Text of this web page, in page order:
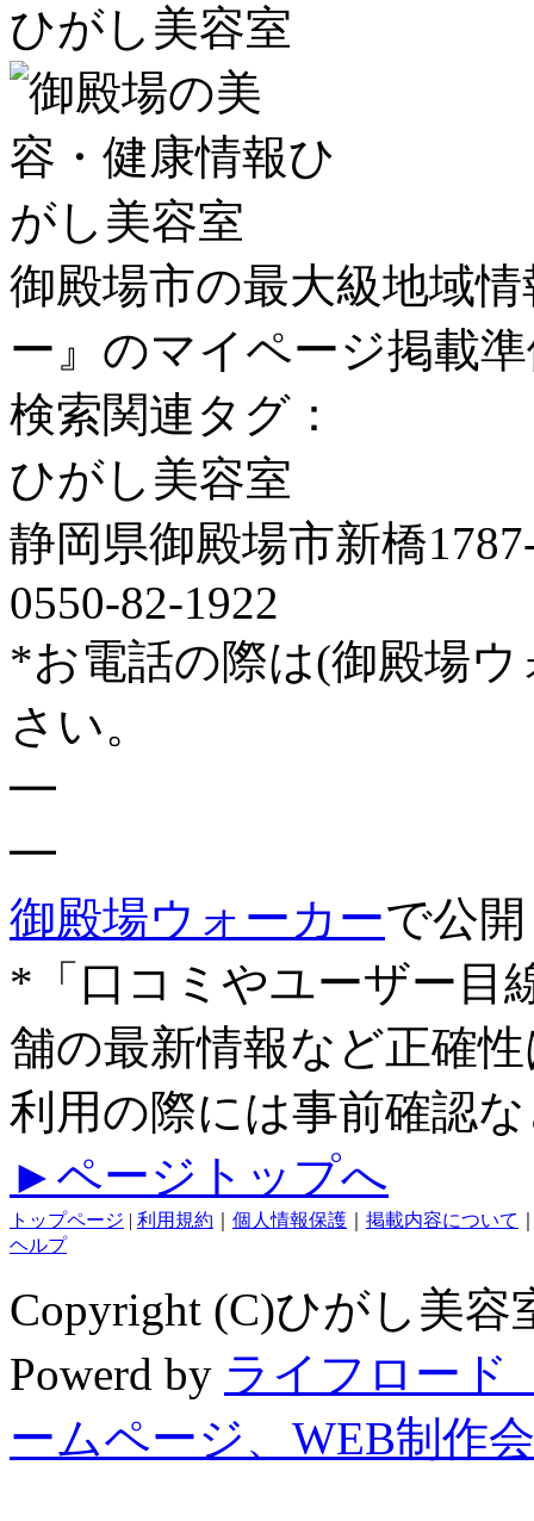
ひがし美容室
御殿場市の最大級地域
ー』のマイページ掲載
検索関連タグ：
ひがし美容室
静岡県御殿場市新橋
0550-82-1922
*お電話の際は(御殿場
さい。
━
━
御殿場ウォーカーで公開
*「口コミやユーザー目
舗の最新情報など正確
利用の際には事前確認
►ページトップへ
トップページ | 利用規約 個人情報保護 掲載内容について
ヘルプ
Copyright (C)ひがし
Powerd by ライフロード
ームページ、WEB制作